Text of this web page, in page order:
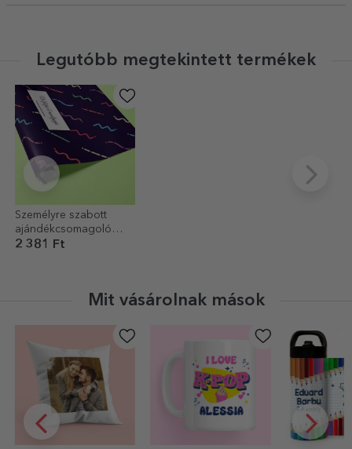
Legutóbb megtekintett termékek
Személyre szabott
ajándékcsomagoló
papír szöveggel a
2 381 Ft
Mit vásárolnak mások